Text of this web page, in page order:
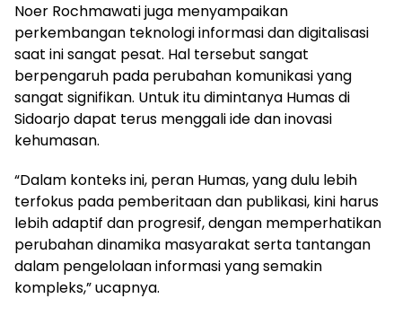
Noer Rochmawati juga menyampaikan
perkembangan teknologi informasi dan digitalisasi
saat ini sangat pesat. Hal tersebut sangat
berpengaruh pada perubahan komunikasi yang
sangat signifikan. Untuk itu dimintanya Humas di
Sidoarjo dapat terus menggali ide dan inovasi
kehumasan.
“Dalam konteks ini, peran Humas, yang dulu lebih
terfokus pada pemberitaan dan publikasi, kini harus
lebih adaptif dan progresif, dengan memperhatikan
perubahan dinamika masyarakat serta tantangan
dalam pengelolaan informasi yang semakin
kompleks,” ucapnya.